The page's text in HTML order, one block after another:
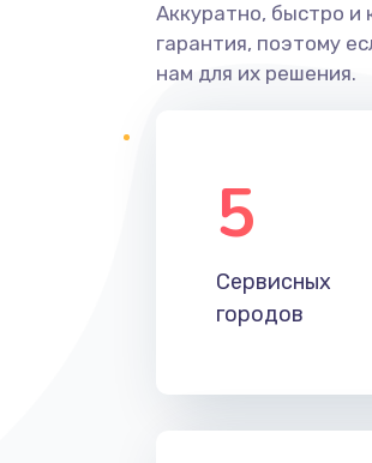
Аккуратно, быстро и
гарантия, поэтому
нам для их решения.
5
Сервисных
городов